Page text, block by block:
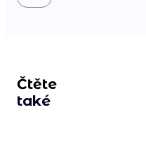
Čtěte
také